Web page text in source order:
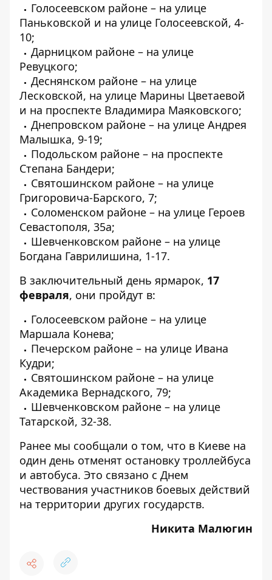
Голосеевском районе – на улице
Паньковской и на улице Голосеевской, 4-
10;
Дарницком районе – на улице
Ревуцкого;
Деснянском районе – на улице
Лесковской, на улице Марины Цветаевой
и на проспекте Владимира Маяковского;
Днепровском районе – на улице Андрея
Малышка, 9-19;
Подольском районе – на проспекте
Степана Бандери;
Святошинском районе – на улице
Григоровича-Барского, 7;
Соломенском районе – на улице Героев
Севастополя, 35а;
Шевченковском районе – на улице
Богдана Гаврилишина, 1-17.
В заключительный день ярмарок, 17
февраля, они пройдут в:
Голосеевском районе – на улице
Маршала Конева;
Печерском районе – на улице Ивана
Кудри;
Святошинском районе – на улице
Академика Вернадского, 79;
Шевченковском районе – на улице
Татарской, 32-38.
Ранее мы сообщали о том, что в Киеве на
один день отменят остановку троллейбуса
и автобуса. Это связано с Днем
чествования участников боевых действий
на территории других государств.
Никита Малюгин